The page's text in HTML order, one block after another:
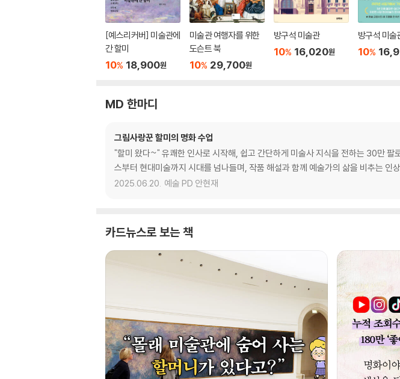
[예스리커버] 미술관에
간 할미
10% 18,900원
미술관 여행자를 위한
도슨트 북
10% 29,700원
방구석 미술관
10% 16,020원
방구석 미술
10%
MD 한마디
그림사랑꾼 할미의 명화 수업
"할미 왔다~" 유쾌한 인사로 시작해, 쉽고 간단하게 미술사 지식을 전하는 30만
스부터 현대미술까지 시대를 넘나들며, 작품 해설과 함께 예술가의 삶을 비추는 인
2025.06.20. 예술 PD 안현재
카드뉴스로 보는 책